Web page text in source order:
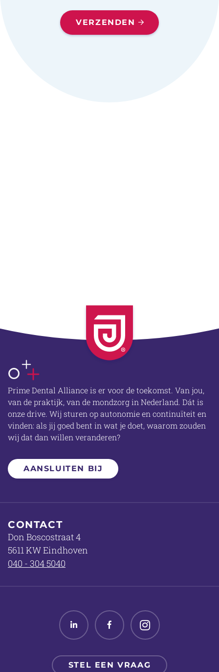
VERZENDEN
OVER ONS
Prime Dental Alliance is er voor de toekomst. Van jou,
van de praktijk, van de mondzorg in Nederland. Dát is
onze drive. Wij sturen op autonomie en continuïteit en
vinden: als jij goed bent in wat je doet, waarom zouden
wij dat dan willen veranderen?
AANSLUITEN BIJ
CONTACT
Don Boscostraat 4
5611 KW Eindhoven
040 - 304 5040
Linked inFacebookTwitter
STEL EEN VRAAG